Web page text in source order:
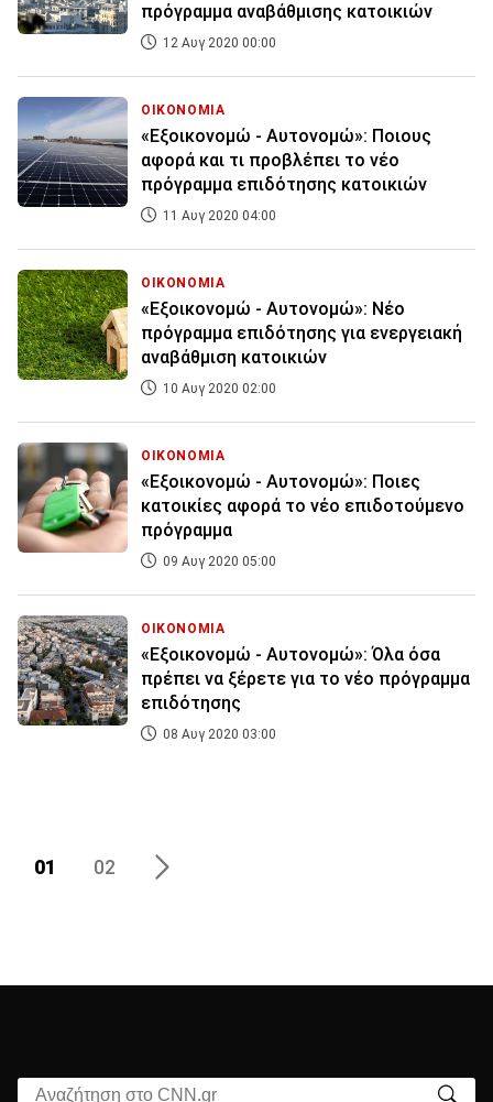
πρόγραμμα αναβάθμισης κατοικιών
12 Αυγ 2020 00:00
ΟΙΚΟΝΟΜΙΑ
«Εξοικονομώ - Αυτονομώ»: Ποιους
αφορά και τι προβλέπει το νέο
πρόγραμμα επιδότησης κατοικιών
11 Αυγ 2020 04:00
ΟΙΚΟΝΟΜΙΑ
«Εξοικονομώ - Αυτονομώ»: Νέο
πρόγραμμα επιδότησης για ενεργειακή
αναβάθμιση κατοικιών
10 Αυγ 2020 02:00
ΟΙΚΟΝΟΜΙΑ
«Εξοικονομώ - Αυτονομώ»: Ποιες
κατοικίες αφορά το νέο επιδοτούμενο
πρόγραμμα
09 Αυγ 2020 05:00
ΟΙΚΟΝΟΜΙΑ
«Εξοικονομώ - Αυτονομώ»: Όλα όσα
πρέπει να ξέρετε για το νέο πρόγραμμα
επιδότησης
08 Αυγ 2020 03:00
01 02
Αναζήτηση στο CNN.gr